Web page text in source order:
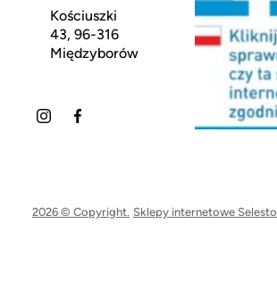
Kościuszki
43, 96-316
Międzyborów
2026 © Copyright. Sklepy internetowe Selesto